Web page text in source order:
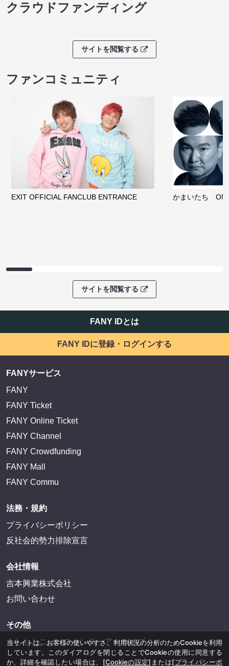
クラウドファンディング
サイトを閲覧する
ファンコミュニティ
EXIT OFFICIAL FANCLUB ENTRANCE かまいたち
サイトを閲覧する
FANY IDとは
FANY IDに登録・ログインする
FANYサービス
FANY
FANY Ticket
FANY Online Ticket
FANY Channel
FANY Crowdfunding
FANY Mall
FANY Commu
法務・規約
プライバシーポリシー
反社会的勢力排除宣言
会社情報
吉本興業株式会社
お問い合わせ
その他
よしもとニュースセンターアーカイブ
当サイトは、お客様の使いやすさ、利用状況の分析のためCookieを利用
しています。このダイアログを閉じることでCookieの使用に同意する
か、詳細を確認したい場合は、 [Cookieの設定] または[プライバシーポ